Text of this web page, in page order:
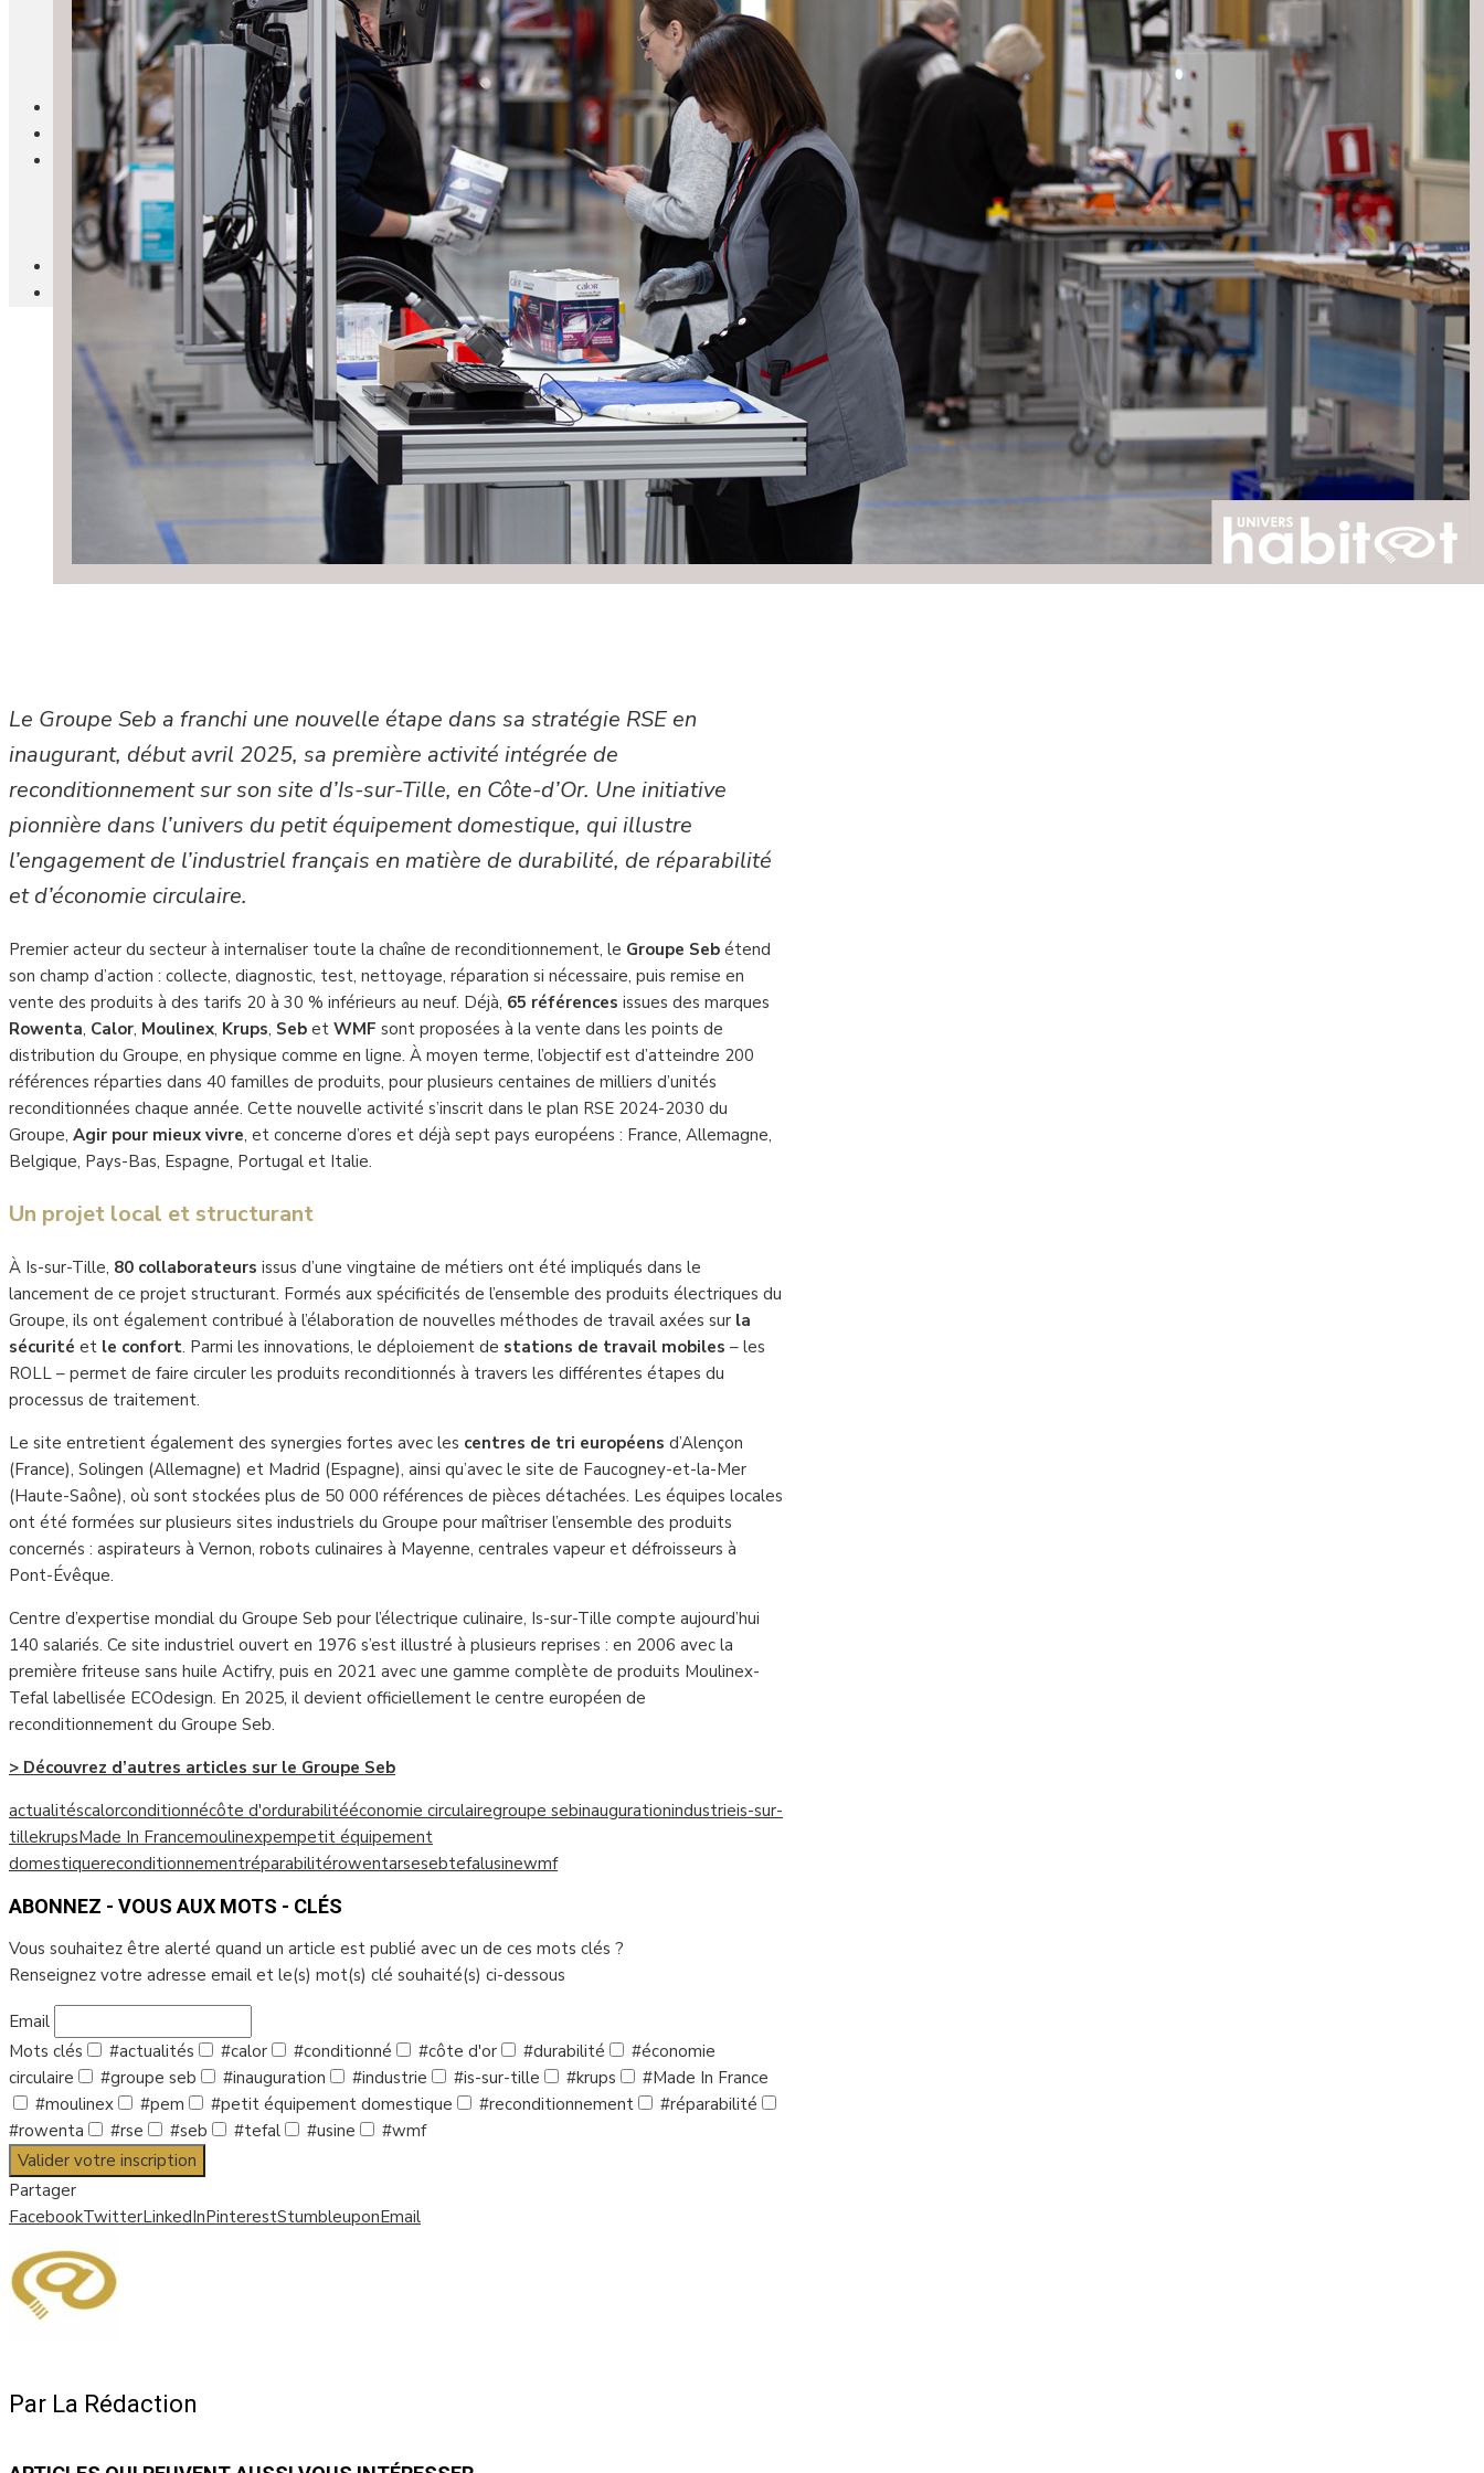
Mobilier
Cuisine
Brico Jardin
Agenda
Newsletter
Nos autres titres
Faire Savoir Faire
Aviasport
Univers Made in France
Qui sommes-nous
Le Groupe Seb a franchi une nouvelle étape dans sa stratégie RSE en
inaugurant, début avril 2025, sa première activité intégrée de
reconditionnementsur son site d’Is-sur-Tille, en Côte-d’Or. Une initiative
pionnière dans l’univers du petit équipement domestique, qui illustre
l’engagement de l’industriel français en matière de durabilité, de réparabilité
et d’économie circulaire.
Premier acteur du secteur à internaliser toute la chaîne de reconditionnement, le Groupe Seb étend
son champ d’action : collecte, diagnostic, test, nettoyage, réparation si nécessaire, puis remise en
vente des produits à des tarifs 20 à 30 % inférieurs au neuf. Déjà, 65 références issues des marques
Rowenta, Calor, Moulinex, Krups, Seb et WMF sont proposées à la vente dans les points de
distribution du Groupe, en physique comme en ligne. À moyen terme, l’objectif est d’atteindre 200
références réparties dans 40 familles de produits, pour plusieurs centaines de milliers d’unités
reconditionnées chaque année. Cette nouvelle activité s’inscrit dans le plan RSE 2024-2030 du
Groupe, Agir pour mieux vivre, et concerne d’ores et déjà sept pays européens : France, Allemagne,
Belgique, Pays-Bas, Espagne, Portugal et Italie.
Un projet local et structurant
À Is-sur-Tille, 80 collaborateurs issus d’une vingtaine de métiers ont été impliqués dans le
lancement de ce projet structurant. Formés aux spécificités de l’ensemble des produits électriques du
Groupe, ils ont également contribué à l’élaboration de nouvelles méthodes de travail axées sur la
sécurité et le confort. Parmi les innovations, le déploiement de stations de travail mobiles – les
ROLL – permet de faire circuler les produits reconditionnés à travers les différentes étapes du
processus de traitement.
Le site entretient également des synergies fortes avec les centres de tri européens d’Alençon
(France), Solingen (Allemagne) et Madrid (Espagne), ainsi qu’avec le site de Faucogney-et-la-Mer
(Haute-Saône), où sont stockées plus de 50 000 références de pièces détachées. Les équipes locales
ont été formées sur plusieurs sites industriels du Groupe pour maîtriser l’ensemble des produits
concernés : aspirateurs à Vernon, robots culinaires à Mayenne, centrales vapeur et défroisseurs à
Pont-Évêque.
Centre d’expertise mondial du Groupe Seb pour l’électrique culinaire, Is-sur-Tille compte aujourd’hui
140 salariés. Ce site industriel ouvert en 1976 s’est illustré à plusieurs reprises : en 2006 avec la
première friteuse sans huile Actifry, puis en 2021 avec une gamme complète de produits Moulinex-
Tefal labellisée ECOdesign. En 2025, il devient officiellement le centre européen de
reconditionnement du Groupe Seb.
> Découvrez d’autres articles sur le Groupe Seb
actualitéscalorconditionnécôte d'ordurabilitééconomie circulairegroupe sebinaugurationindustrieis-sur-
tillekrupsMade In Francemoulinexpempetit équipement
domestiquereconditionnementréparabilitérowentarsesebtefalusinewmf
ABONNEZ - VOUS AUX MOTS - CLÉS
Vous souhaitez être alerté quand un article est publié avec un de ces mots clés ?
Renseignez votre adresse email et le(s) mot(s) clé souhaité(s) ci-dessous
Email
Mots clés
#actualités #calor #conditionné #côte d'or #durabilité
#économie
circulaire
#groupe seb #inauguration #industrie #is-sur-tille #krups
#Made In France
#moulinex
#pem #petit équipement domestique #reconditionnement
#réparabilité
#rowenta
#rse #seb #tefal #usine
#wmf
Valider votre inscription
Partager
FacebookTwitterLinkedInPinterestStumbleuponEmail
Par La Rédaction